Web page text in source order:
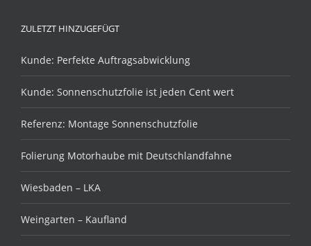
ZULETZT HINZUGEFÜGT
Kunde: Perfekte Auftragsabwicklung
Kunde: Sonnenschutzfolie ist jeden Cent wert
Referenz: Montage Sonnenschutzfolie
Folierung Motorhaube mit Deutschlandfahne
Wiesbaden – LKA
Weingarten – Kaufland